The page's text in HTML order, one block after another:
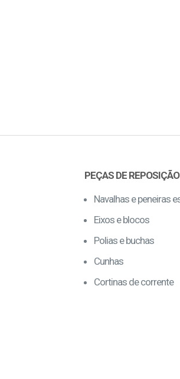
PEÇAS DE
Navalhas e peneiras
Eixos e blocos
Polias e buchas
Cunhas
Cortinas de corrente